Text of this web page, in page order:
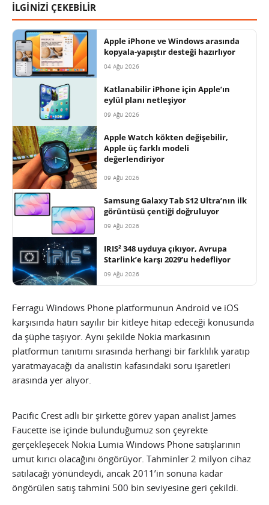
İLGİNİZİ ÇEKEBİLİR
Apple iPhone ve Windows arasında
kopyala-yapıştır desteği hazırlıyor
04 Ağu 2026
Katlanabilir iPhone için Apple’ın
eylül planı netleşiyor
09 Ağu 2026
Apple Watch kökten değişebilir,
Apple üç farklı modeli
değerlendiriyor
09 Ağu 2026
Samsung Galaxy Tab S12 Ultra’nın ilk
görüntüsü çentiği doğruluyor
09 Ağu 2026
IRIS² 348 uyduya çıkıyor, Avrupa
Starlink’e karşı 2029’u hedefliyor
09 Ağu 2026
Ferragu Windows Phone platformunun Android ve iOS
karşısında hatırı sayılır bir kitleye hitap edeceği konusunda
da şüphe taşıyor. Aynı şekilde Nokia markasının
platformun tanıtımı sırasında herhangi bir farklılık yaratıp
yaratmayacağı da analistin kafasındaki soru işaretleri
arasında yer alıyor.
Pacific Crest adlı bir şirkette görev yapan analist James
Faucette ise içinde bulunduğumuz son çeyrekte
gerçekleşecek Nokia Lumia Windows Phone satışlarının
umut kırıcı olacağını öngörüyor. Tahminler 2 milyon cihaz
satılacağı yönündeydi, ancak 2011’in sonuna kadar
öngörülen satış tahmini 500 bin seviyesine geri çekildi.